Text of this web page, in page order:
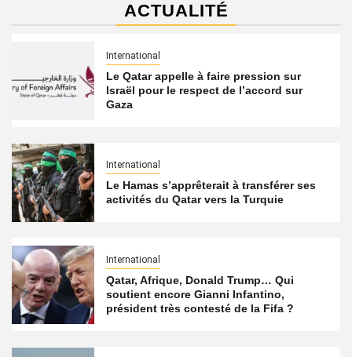
ACTUALITÉ
International
Le Qatar appelle à faire pression sur
Israël pour le respect de l’accord sur
Gaza
International
Le Hamas s’apprêterait à transférer ses
activités du Qatar vers la Turquie
International
Qatar, Afrique, Donald Trump… Qui
soutient encore Gianni Infantino,
président très contesté de la Fifa ?